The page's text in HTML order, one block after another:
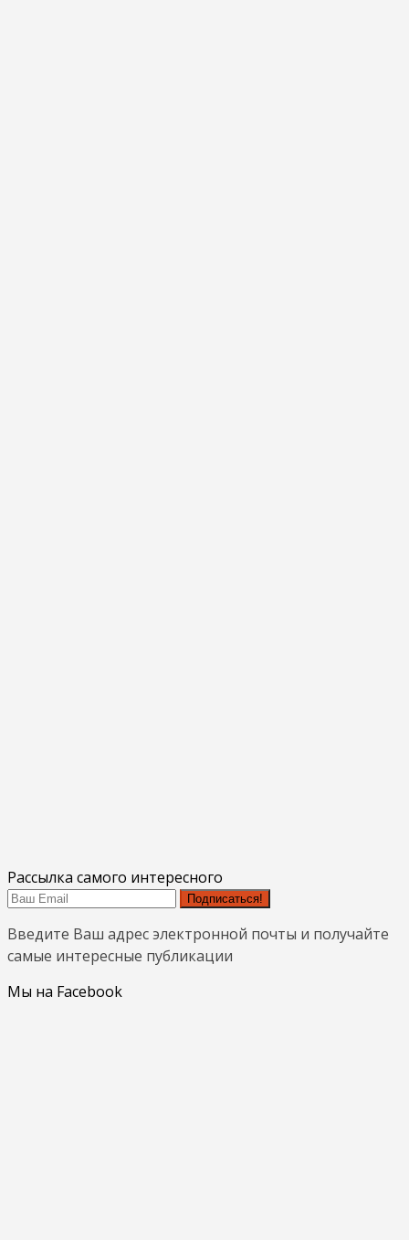
Рассылка самого интересного
Подписаться!
Введите Ваш адрес электронной почты и получайте
самые интересные публикации
Мы на Facebook